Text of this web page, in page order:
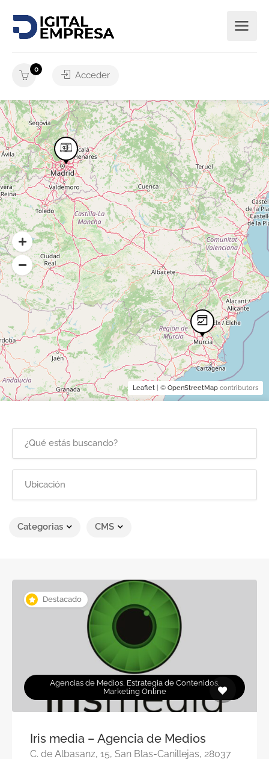
0
Acceder
Categorias CMS
Destacado
Agencias de Medios, Estrategia de Contenidos,
Marketing Online
Iris media – Agencia de Medios
C. de Albasanz, 15, San Blas-Canillejas, 28037
Leaflet | © OpenStreetMap contributors